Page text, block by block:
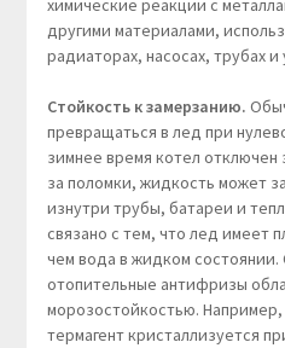
химические реакции с
другими материалами,
радиаторах, насосах, трубах и
Стойкость к замерзанию.
превращаться в лед при
зимнее время котел
за поломки, жидкость может
изнутри трубы, батареи и
связано с тем, что лед имеет
чем вода в жидком состоянии.
отопительные антифризы
морозостойкостью. Например,
термагент кристаллизуется